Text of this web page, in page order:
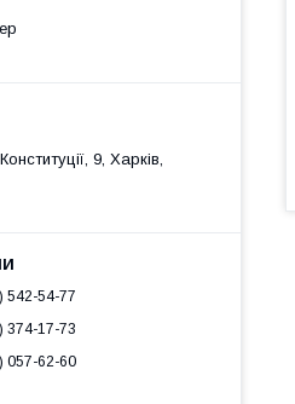
9, Харків,
542-54-77
374-17-73
057-62-60